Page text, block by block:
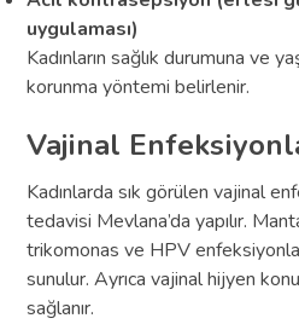
uygulaması)
Kadınların sağlık durumuna ve
korunma yöntemi belirlenir.
Vajinal
Kadınlarda sık görülen vajinal
tedavisi Mevlana’da yapılır.
trikomonas ve HPV
sunulur. Ayrıca vajinal hijyen
sağlanır.